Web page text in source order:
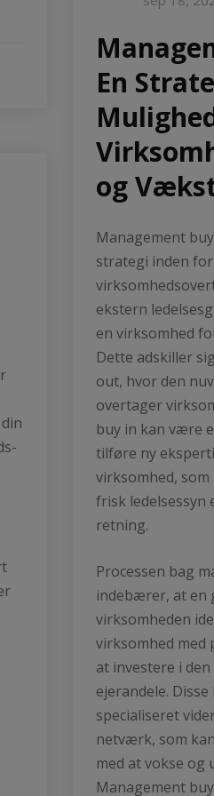
En
og
Management
strategi inden for
ekstern
en virksomhed
Dette adskiller
out, hvor den
overtager
buy in kan være
tilføre ny
virksomhed,
frisk ledelsessyn
retning.
Processen bag
indebærer, at en
virksomheden
virksomhed
at investere i
ejerandele.
specialiseret
netværk, som
med at vokse og
Management